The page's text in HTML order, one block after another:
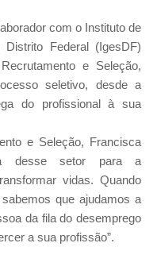
com o Instituto de
Federal (IgesDF)
e Seleção,
seletivo, desde a
do profissional à sua
e Seleção, Francisca
desse setor para a
vidas. Quando
que ajudamos a
da fila do desemprego
a sua profissão”.